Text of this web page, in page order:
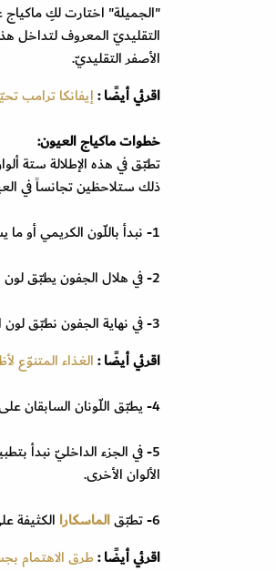
"الجميلة" اختارت لكِ
التقليديّ المعروف لتداخل
الأصفر التقليديّ.
اقرئي أيضًا :إيفانكا ترامب
خطوات ماكياج العيون:
تطبّق في هذه الإطلالة ستة
ذلك ستلاحظين تجانساً في
1- نبدأ باللّون الكريمي أو ما يسمّى "فانيليا"، يتميّز بلمعة بسيطة ويطبّق على الجفون بالكامل.
2- في هلال الجفون يطبّق لون الكاكاو مع تكثيف اللّون في نهاية العين، كما هو مبيّن في الصور.
3- في نهاية الجفون نطبّق لون البنيّ الداكن ليقفل على الألوان السابقة.
اقرئي أيضًا :الغذاء المتنوّع
4- يطبّق اللّونان السابقان على الجفون السفلى: الداكن ثمّ الفاتح.
5- في الجزء الداخليّ نبدأ
الألوان الأخرى.
6- تطبّق
الماسكارا الكثيفة
اقرئي أيضًا :طرق الاهتمام